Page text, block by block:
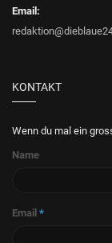
Email:
KONTAKT
Wenn du mal ein
Name
Email *